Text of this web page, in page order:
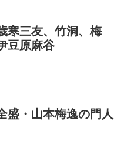
寒三友、竹洞、梅
豆原麻谷
盛・山本梅逸の門人